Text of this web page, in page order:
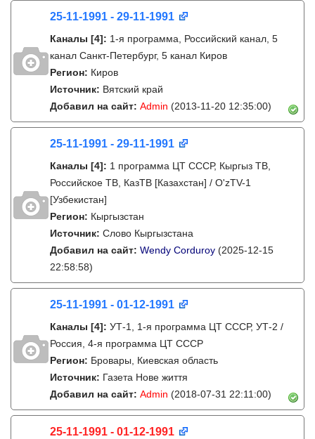
25-11-1991 - 29-11-1991
Каналы [4]: 1-я программа, Российский канал, 5
канал Санкт-Петербург, 5 канал Киров
Регион: Киров
Источник: Вятский край
Добавил на сайт: Admin (2013-11-20 12:35:00)
25-11-1991 - 29-11-1991
Каналы [4]: 1 программа ЦТ СССР, Кыргыз ТВ,
Российское ТВ, КазТВ [Казахстан] / O'zTV-1
[Узбекистан]
Регион: Кыргызстан
Источник: Слово Кыргызстана
Добавил на сайт: Wendy Corduroy (2025-12-15
22:58:58)
25-11-1991 - 01-12-1991
Каналы [4]: УТ-1, 1-я программа ЦТ СССР, УТ-2 /
Россия, 4-я программа ЦТ СССР
Регион: Бровары, Киевская область
Источник: Газета Нове життя
Добавил на сайт: Admin (2018-07-31 22:11:00)
25-11-1991 - 01-12-1991